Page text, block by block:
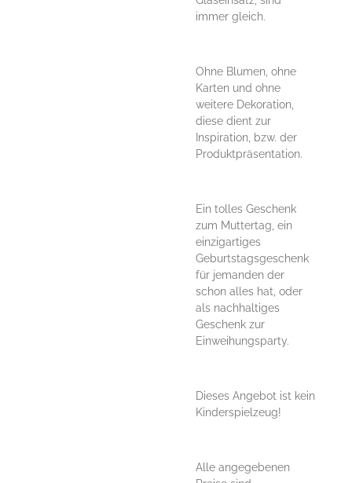
immer gleich.
Ohne Blumen, ohne
Karten und ohne
weitere Dekoration,
diese dient zur
Inspiration, bzw. der
Produktpräsentation.
Ein tolles Geschenk
zum Muttertag, ein
einzigartiges
Geburtstagsgeschenk
für jemanden der
schon alles hat, oder
als nachhaltiges
Geschenk zur
Einweihungsparty.
Dieses Angebot ist kein
Kinderspielzeug!
Alle angegebenen